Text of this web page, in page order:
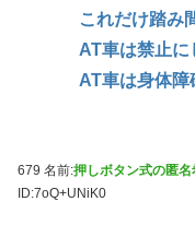
これだけ踏み
AT車は禁止に
AT車は身体障
679 名前:押しボタン式の匿名
ID:7oQ+UNiK0